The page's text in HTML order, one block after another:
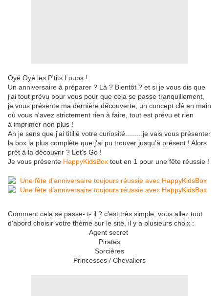
Oyé Oyé les P'tits Loups !
Un anniversaire à préparer ? Là ? Bientôt ? et si je vous dis que
j'ai tout prévu pour vous pour que cela se passe tranquillement,
je vous présente ma dernière découverte, un concept clé en main
où vous n'avez strictement rien à faire, tout est prévu et rien
à imprimer non plus !
Ah je sens que j'ai titillé votre curiosité.........je vais vous présenter
la box la plus complète que j'ai pu trouver jusqu'à présent ! Alors
prêt à la découvrir ? Let's Go !
Je vous présente HappyKidsBox tout en 1 pour une fête réussie !
Comment cela se passe- t- il ? c'est très simple, vous allez tout
d'abord choisir votre thème sur le site, il y a plusieurs choix :
Agent secret
Pirates
Sorcières
Princesses / Chevaliers